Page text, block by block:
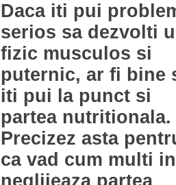
Daca iti pui
serios sa dezvolti
fizic musculos si
puternic, ar fi bine
iti pui la punct si
partea nutritionala.
Precizez asta
ca vad cum multi
neglijeaza partea